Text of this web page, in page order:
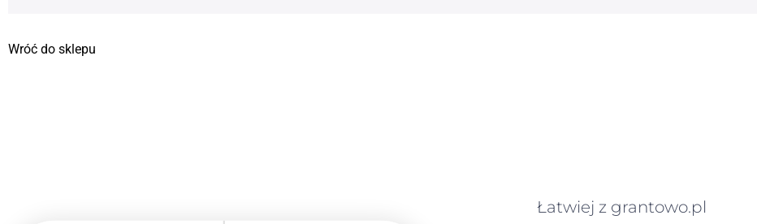
Wróć do sklepu
Łatwiej z grantowo.pl